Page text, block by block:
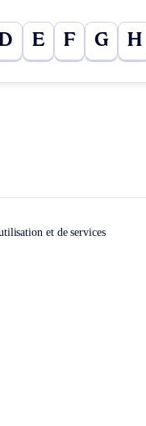
E F G H
et de services